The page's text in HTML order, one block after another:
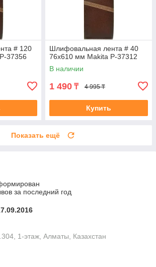
# 120
37356
Шлифовальная лента # 40
76x610 мм Makita P-37312
В наличии
1 490 ₸ 4 995 ₸
Купить
Показать ещё
за последний год
1-этаж, Алматы, Казахстан